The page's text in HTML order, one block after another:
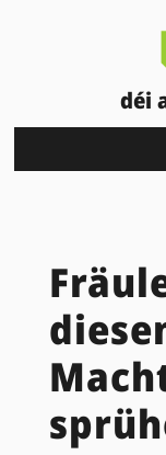
déi